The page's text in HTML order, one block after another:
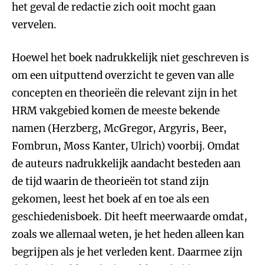
het geval de redactie zich ooit mocht gaan
vervelen.
Hoewel het boek nadrukkelijk niet geschreven is
om een uitputtend overzicht te geven van alle
concepten en theorieën die relevant zijn in het
HRM vakgebied komen de meeste bekende
namen (Herzberg, McGregor, Argyris, Beer,
Fombrun, Moss Kanter, Ulrich) voorbij. Omdat
de auteurs nadrukkelijk aandacht besteden aan
de tijd waarin de theorieën tot stand zijn
gekomen, leest het boek af en toe als een
geschiedenisboek. Dit heeft meerwaarde omdat,
zoals we allemaal weten, je het heden alleen kan
begrijpen als je het verleden kent. Daarmee zijn